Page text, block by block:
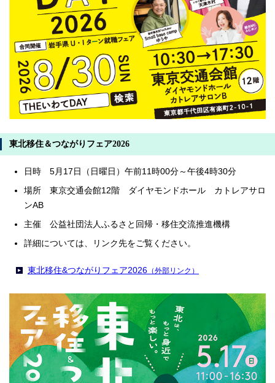
東北移住＆つながりフェア2026
日時 5月17日（日曜日）午前11時00分～午後4時30分
場所 東京交通会館12階 ダイヤモンドホール カトレアサロ
ンAB
主催 公益社団法人ふるさと回帰・移住交流推進機構
詳細については、リンク先をご覧ください。
東北移住&つながりフェア2026 （外部リンク）